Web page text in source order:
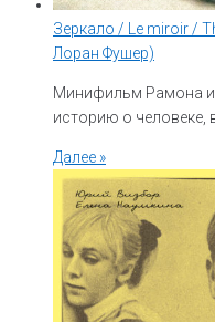
Зеркало / Le miroir /
Лоран Фушер)
Минифильм Рамона и
историю о человеке,
Далее »